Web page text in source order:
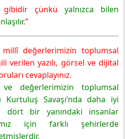
gibidir çünküyalnızca bilen
.”
millî değerlerimizin toplumsal
verilen yazılı, görsel ve dijital
cevaplayınız.
değerlerimizin toplumsal
Kurtuluş Savaşı’nda daha iyi
dört bir yanındaki insanlar
için farklı şehirlerde